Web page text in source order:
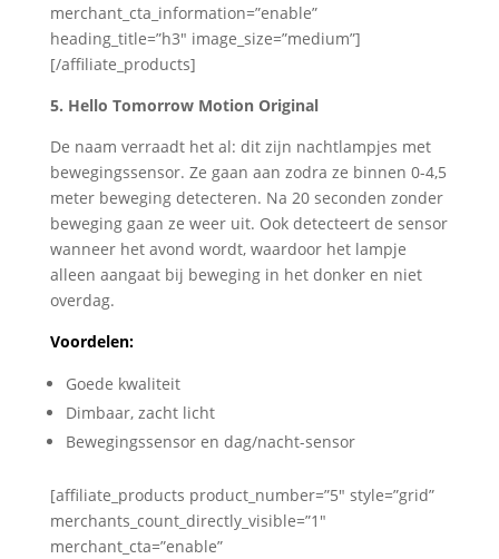
merchant_cta_information=”enable”
heading_title=”h3″ image_size=”medium”]
[/affiliate_products]
5. Hello Tomorrow Motion Original
De naam verraadt het al: dit zijn nachtlampjes met
bewegingssensor. Ze gaan aan zodra ze binnen 0-4,5
meter beweging detecteren. Na 20 seconden zonder
beweging gaan ze weer uit. Ook detecteert de sensor
wanneer het avond wordt, waardoor het lampje
alleen aangaat bij beweging in het donker en niet
overdag.
Voordelen:
Goede kwaliteit
Dimbaar, zacht licht
Bewegingssensor en dag/nacht-sensor
[affiliate_products product_number=”5″ style=”grid”
merchants_count_directly_visible=”1″
merchant_cta=”enable”